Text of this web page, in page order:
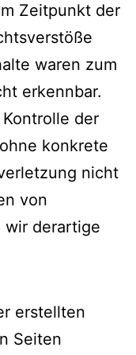
Zeitpunkt der
waren zum
erkennbar.
der
konkrete
nicht
von
wir derartige
erstellten
Seiten